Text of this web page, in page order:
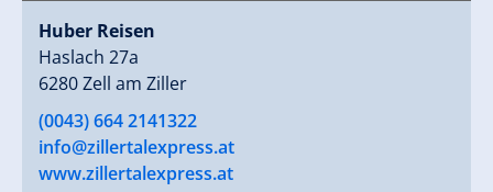
Huber Reisen
Haslach 27a
6280 Zell am Ziller
(0043) 664 2141322
info@zillertalexpress.at
www.zillertalexpress.at